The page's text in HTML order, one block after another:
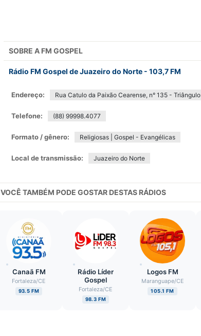
SOBRE A FM GOSPEL
Rádio FM Gospel de Juazeiro do Norte - 103,7 FM
Endereço: Rua Catulo da Paixão Cearense, n° 135 - Triângulo
Telefone: (88) 99998.4077
Formato / gênero: Religiosas | Gospel - Evangélicas
Local de transmissão: Juazeiro do Norte
VOCÊ TAMBÉM PODE GOSTAR DESTAS RÁDIOS
Canaã FM
Fortaleza/CE
93.5 FM
Rádio Líder
Gospel
Fortaleza/CE
98.3 FM
Logos FM
Maranguape/CE
105.1 FM